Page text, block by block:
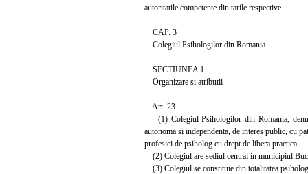
autoritatile competente din tarile respective.
CAP. 3
Colegiul Psihologilor din Romania
SECTIUNEA 1
Organizare si atributii
Art. 23
(1) Colegiul Psihologilor din Romania,
autonoma si independenta, de interes public, cu
profesiei de psiholog cu drept de libera practica.
(2) Colegiul are sediul central in municipiul
(3) Colegiul se constituie din totalitatea